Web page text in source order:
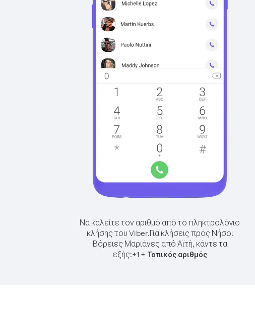
Να καλείτε τον αριθμό από το πληκτρολόγιο
κλήσης του Viber.Για κλήσεις προς Νήσοι
Βόρειες Μαριάνες από Αϊτή, κάντε τα
εξής:+1+ Τοπικός αριθμός